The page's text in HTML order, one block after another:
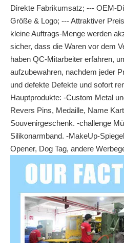
Direkte Fabrikumsatz; --- OEM-
Größe & Logo; --- Attraktiver
kleine Auftrags-Menge werden
sicher, dass die Waren vor dem
haben QC-Mitarbeiter erfahren,
aufzubewahren, nachdem jeder
und defekte Defekte und sofort
Hauptprodukte: -Custom Metal
Revers Pins, Medaille, Name
Souvenirgeschenk. -challenge
Silikonarmband. -MakeUp-
Opener, Dog Tag, andere